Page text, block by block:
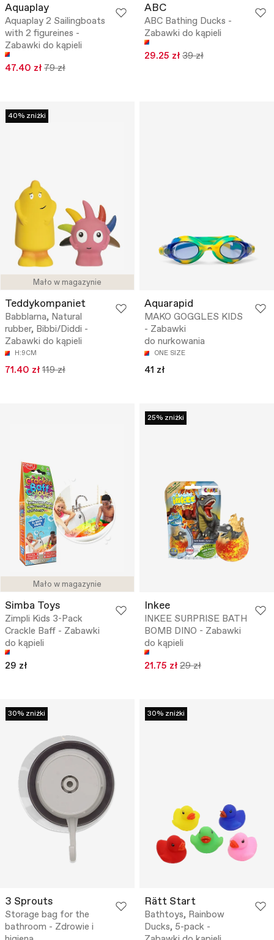
Aquaplay
Aquaplay 2 Sailingboats
with 2 figureines -
Zabawki do kąpieli
47.40 zł 79 zł
ABC
ABC Bathing Ducks -
Zabawki do kąpieli
29.25 zł 39 zł
Mało w magazynie
40% zniżki
Teddykompaniet
Babblarna, Natural
rubber, Bibbi/Diddi -
Zabawki do kąpieli
H:9CM
71.40 zł 119 zł
Aquarapid
MAKO GOGGLES KIDS
- Zabawki
do nurkowania
ONE SIZE
41 zł
Mało w magazynie
Simba Toys
Zimpli Kids 3-Pack
Crackle Baff - Zabawki
do kąpieli
29 zł
25% zniżki
Inkee
INKEE SURPRISE BATH
BOMB DINO - Zabawki
do kąpieli
21.75 zł 29 zł
30% zniżki
3 Sprouts
Storage bag for the
bathroom - Zdrowie i
30% zniżki
Rätt Start
Bathtoys, Rainbow
Ducks, 5-pack -